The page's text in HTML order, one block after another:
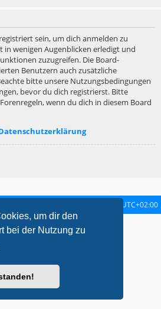
um dir den
bei der Nutzung zu
sein, um dich anmelden zu
in wenigen Augenblicken erledigt und
zuzugreifen. Die Board-
Benutzern auch zusätzliche
bitte unsere Nutzungsbedingungen
bevor du dich registrierst. Bitte
wenn du dich in diesem Board
UTC+02:00
Updated for phpBB3.2 by
® Forum Software © phpBB Limited
durch